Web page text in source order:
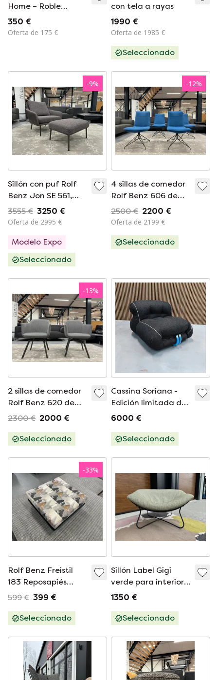
Home – Roble
macizo, acabado
natural, asiento de
350 €
Oferta de 175 €
con tela a rayas
1990 €
Oferta de 1985 €
Seleccionado
-9%
Sillón con puf Rolf
Benz Jon SE 561,
tela y piel, marrón
3555 € 3250 €
Oferta de 2995 €
Modelo Expo
Seleccionado
-12%
4 sillas de comedor
Rolf Benz 606 de
tela azul
2500 € 2200 €
Oferta de 2199 €
Seleccionado
-13%
2 sillas de comedor
Rolf Benz 620 de
tela gris
2300 € 2000 €
Seleccionado
Cassina Soriana -
Edición limitada de
mezclilla japonesa
6000 €
Seleccionado
-33%
Rolf Benz Freistil
183 Reposapiés
verde Taburete
599 € 399 €
Seleccionado
Sillón Label Gigi
verde para interior y
exterior
1350 €
Seleccionado